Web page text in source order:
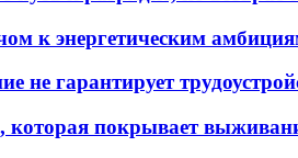
к энергетическим
не гарантирует
покрывает